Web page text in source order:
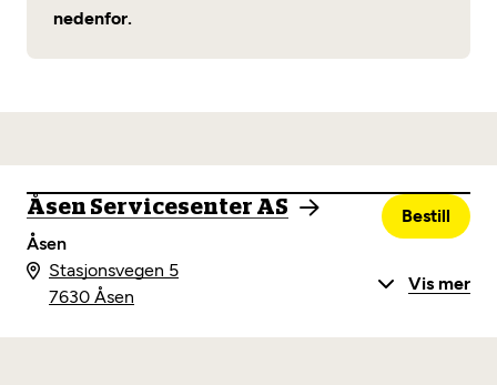
nedenfor.
Åsen Servicesenter AS
Åsen
Bestill
Stasjonsvegen 5
7630 Åsen
Vis mer